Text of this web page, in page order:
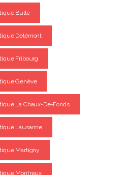
Bulle
Delémont
Fribourg
Genève
La Chaux-De-Fonds
Lausanne
Martigny
Montreux